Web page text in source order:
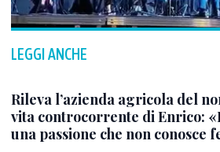
LEGGI ANCHE
Rileva l’azienda agricola del
vita controcorrente di Enrico:
una passione che non conosce